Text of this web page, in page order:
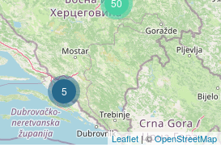
5
50
Leaflet | ©OpenStreetMap